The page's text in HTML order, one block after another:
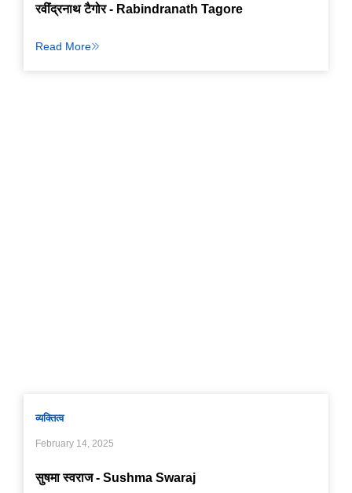
रवींद्रनाथ टैगोर - Rabindranath Tagore
Read More
व्यक्तित्व
February 14, 2025
सुषमा स्वराज - Sushma Swaraj